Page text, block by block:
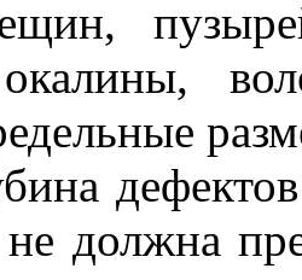
окалины,
должна